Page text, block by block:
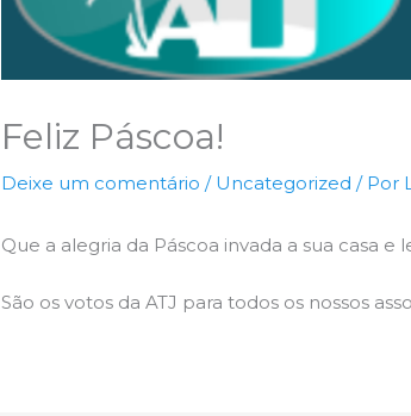
Feliz Páscoa!
Deixe um comentário / Uncategorized / Por
Que a alegria da Páscoa invada a sua casa
São os votos da ATJ para todos os nossos